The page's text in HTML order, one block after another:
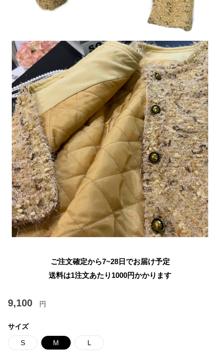
ご注文確定から7~28日でお届け予定
送料は1注文あたり 1000円かかります
9,100 円
サイズ
S M L